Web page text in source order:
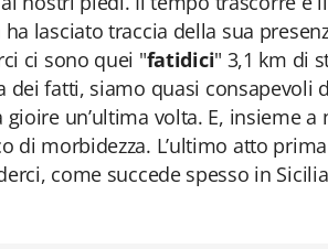
lasciato traccia della sua
ci sono quei "fatidici" 3,1 km di
dei fatti, siamo quasi consapevoli
gioire un’ultima volta. E, insieme
di morbidezza. L’ultimo atto
come succede spesso in